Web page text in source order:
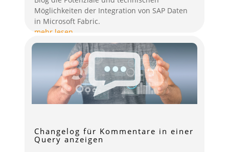
Möglichkeiten der Integration von SAP Daten
in Microsoft Fabric.
mehr lesen
Changelog für Kommentare in einer
Query anzeigen